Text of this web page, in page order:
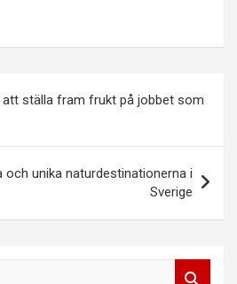
att ställa fram frukt på jobbet som
och unika naturdestinationerna i
Sverige